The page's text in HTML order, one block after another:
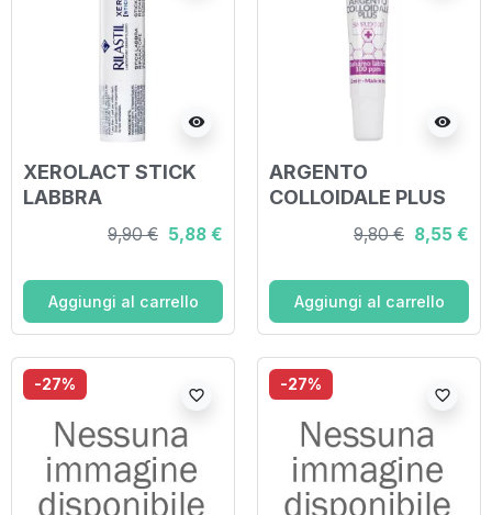
visibility
XEROLACT STICK
LABBRA
9,90 € 5,88 €
Aggiungi al carrello
visibility
ARGENTO
COLLOIDALE PLUS
SIMPLEX 100 12 ML
9,80 € 8,55 €
Aggiungi al carrello
-27%
favorite_border
-27%
favorite_border